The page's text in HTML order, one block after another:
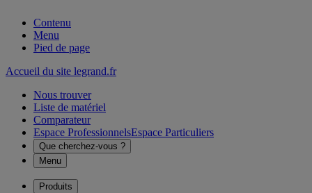
Contenu
Menu
Pied de page
Accueil du site legrand.fr
Nous trouver
Liste de matériel
Comparateur
Espace ProfessionnelsEspace Particuliers
Que cherchez-vous ?
Menu
Produits